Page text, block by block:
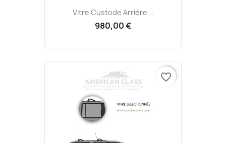
Vitre Custode Arrière...
980,00 €
favorite_border